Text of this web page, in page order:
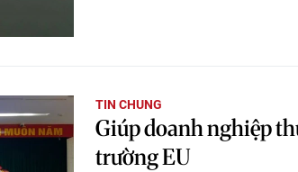
TIN CHUNG
Giúp doanh nghiệp
trường EU